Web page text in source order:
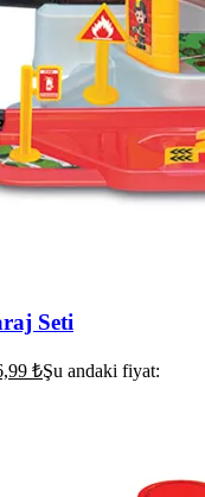
Seti
₺Şu andaki fiyat: